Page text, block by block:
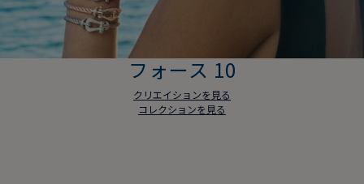
フォース 10
クリエイションを見る
コレクションを見る